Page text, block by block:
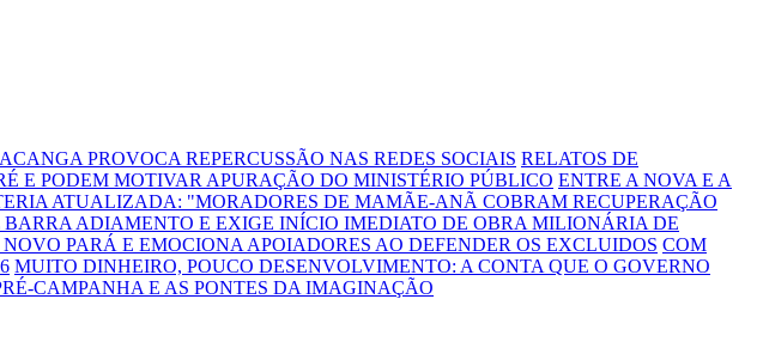
PROVOCA REPERCUSSÃO NAS REDES SOCIAIS RELATOS DE
E PODEM MOTIVAR APURAÇÃO DO MINISTÉRIO PÚBLICO ENTRE A NOVA E A
ATUALIZADA: "MORADORES DE MAMÃE-ANÃ COBRAM RECUPERAÇÃO
BARRA ADIAMENTO E EXIGE INÍCIO IMEDIATO DE OBRA MILIONÁRIA DE
PARÁ E EMOCIONA APOIADORES AO DEFENDER OS EXCLUIDOS COM
MUITO DINHEIRO, POUCO DESENVOLVIMENTO: A CONTA QUE O GOVERNO
CAMPANHA E AS PONTES DA IMAGINAÇÃO